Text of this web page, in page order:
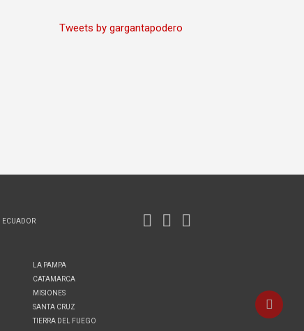
Tweets by gargantapodero
ECUADOR
LA PAMPA
CATAMARCA
MISIONES
SANTA CRUZ
TIERRA DEL FUEGO